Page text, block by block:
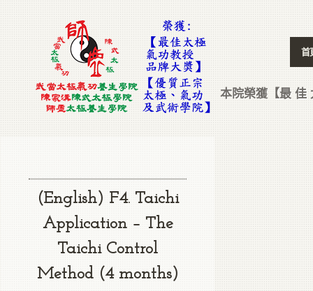
首
本院榮獲【最 佳
(English) F4. Taichi
Application – The
Taichi Control
Method (4 months)